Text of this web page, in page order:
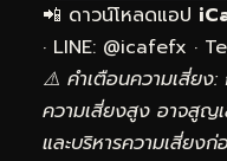
📲 ดาวน์โหลดแอป
· LINE: @icafefx ·
⚠️ คำเตือนความเสี่ยง:
ความเสี่ยงสูง อาจสูญ
และบริหารความเสี่ยง